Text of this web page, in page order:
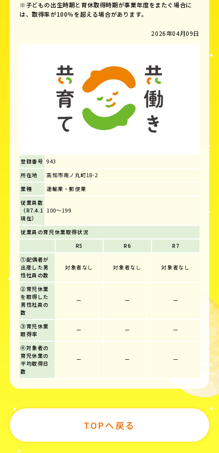
※子どもの出生時期と育休取得時期が事業年度をまたぐ場合に
は、取得率が100％を超える場合があります。
2026年04月09日
登録番号 943
所在地
高知市南ノ丸町18-2
業種
運輸業・郵便業
従業員数
（R7.4.1
現在）
100～199
従業員の育児休業取得状況
R5
R6
R7
①配偶者が
出産した男
性社員の数
対象者なし 対象者なし 対象者なし
②育児休業
を取得した
男性社員の
数
ー ー ー
③育児休業
取得率
ー ー ー
④対象者の
育児休業の
平均取得日
数
ー ー ー
TOPへ戻る